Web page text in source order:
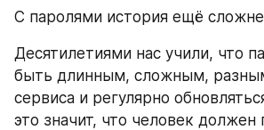
С паролями история ещё
Десятилетиями нас учили, что
быть длинным, сложным,
сервиса и регулярно
это значит, что человек должен